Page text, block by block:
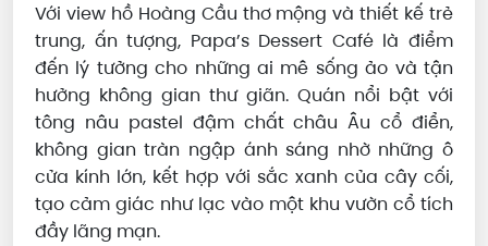
Với view hồ Hoàng Cầu thơ mộng và thiết kế trẻ
trung, ấn tượng, Papa’s Dessert Café là điểm
đến lý tưởng cho những ai mê sống ảo và tận
hưởng không gian thư giãn. Quán nổi bật với
tông nâu pastel đậm chất châu Âu cổ điển,
không gian tràn ngập ánh sáng nhờ những ô
cửa kính lớn, kết hợp với sắc xanh của cây cối,
tạo cảm giác như lạc vào một khu vườn cổ tích
đầy lãng mạn.